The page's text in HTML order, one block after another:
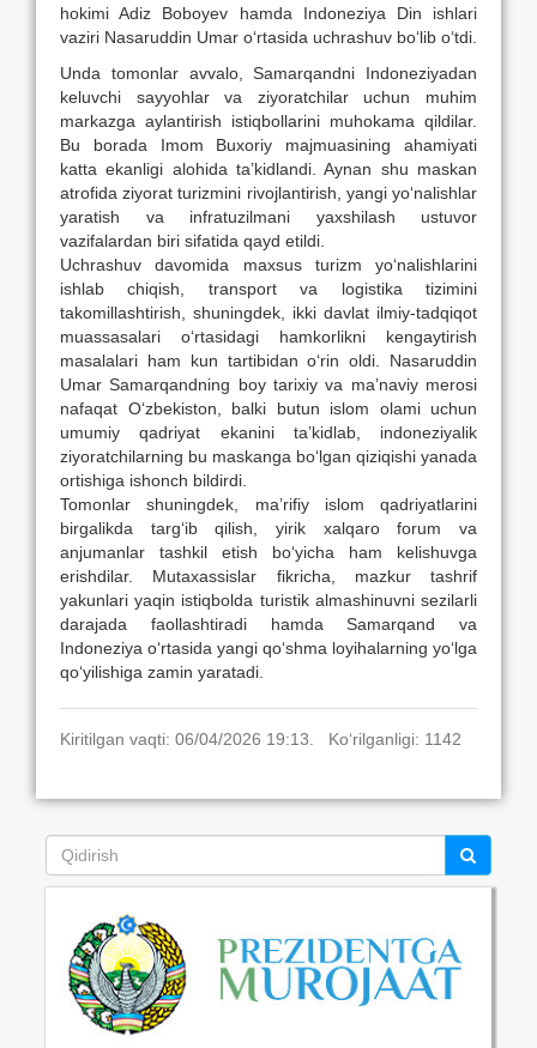
hokimi Adiz Boboyev hamda Indoneziya Din ishlari
vaziri Nasaruddin Umar o‘rtasida uchrashuv bo‘lib o‘tdi.
Unda tomonlar avvalo, Samarqandni Indoneziyadan
keluvchi sayyohlar va ziyoratchilar uchun muhim
markazga aylantirish istiqbollarini muhokama qildilar.
Bu borada Imom Buxoriy majmuasining ahamiyati
katta ekanligi alohida ta’kidlandi. Aynan shu maskan
atrofida ziyorat turizmini rivojlantirish, yangi yo‘nalishlar
yaratish va infratuzilmani yaxshilash ustuvor
vazifalardan biri sifatida qayd etildi.
Uchrashuv davomida maxsus turizm yo‘nalishlarini
ishlab chiqish, transport va logistika tizimini
takomillashtirish, shuningdek, ikki davlat ilmiy-tadqiqot
muassasalari o‘rtasidagi hamkorlikni kengaytirish
masalalari ham kun tartibidan o‘rin oldi. Nasaruddin
Umar Samarqandning boy tarixiy va ma’naviy merosi
nafaqat O‘zbekiston, balki butun islom olami uchun
umumiy qadriyat ekanini ta’kidlab, indoneziyalik
ziyoratchilarning bu maskanga bo‘lgan qiziqishi yanada
ortishiga ishonch bildirdi.
Tomonlar shuningdek, ma’rifiy islom qadriyatlarini
birgalikda targ‘ib qilish, yirik xalqaro forum va
anjumanlar tashkil etish bo‘yicha ham kelishuvga
erishdilar. Mutaxassislar fikricha, mazkur tashrif
yakunlari yaqin istiqbolda turistik almashinuvni sezilarli
darajada faollashtiradi hamda Samarqand va
Indoneziya o‘rtasida yangi qo‘shma loyihalarning yo‘lga
qo‘yilishiga zamin yaratadi.
Kiritilgan vaqti: 06/04/2026 19:13. Ko‘rilganligi: 1142